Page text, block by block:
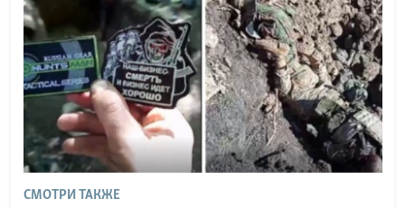
СМОТРИ ТАКЖЕ